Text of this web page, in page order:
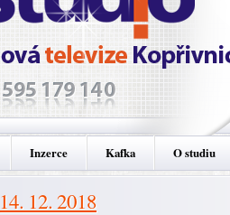
Inzerce Kafka O studiu
14. 12. 2018